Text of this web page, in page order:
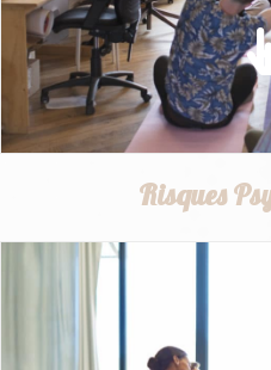
EN
Risques
Prévenir et lutter contre les